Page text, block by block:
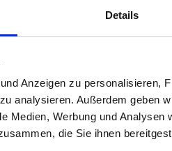
Details
Anzeigen zu personalisieren,
analysieren. Außerdem geben
Medien, Werbung und
die Sie ihnen
Kaikki hinnat sisältävät